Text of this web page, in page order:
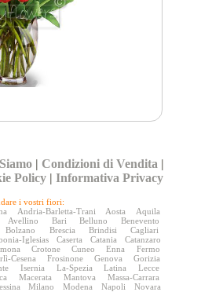
| Condizioni di Vendita |
Policy |Informativa Privacy
i vostri fiori:
Andria-Barletta-Trani Aosta
Aquila
Avellino Bari Belluno
Benevento
Bolzano Brescia Brindisi
Cagliari
Iglesias Caserta Catania
Catanzaro
Crotone Cuneo Enna
Fermo
Cesena Frosinone Genova
Gorizia
Isernia La-Spezia Latina
Lecce
Macerata Mantova
Massa-Carrara
Milano Modena Napoli
Novara